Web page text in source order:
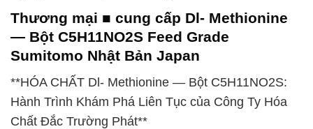
Thương mại ■ cung cấp Dl- Methionine
— Bột C5H11NO2S Feed Grade
Sumitomo Nhật Bản Japan
**HÓA CHẤT Dl- Methionine — Bột C5H11NO2S:
Hành Trình Khám Phá Liên Tục của Công Ty Hóa
Chất Đắc Trường Phát**